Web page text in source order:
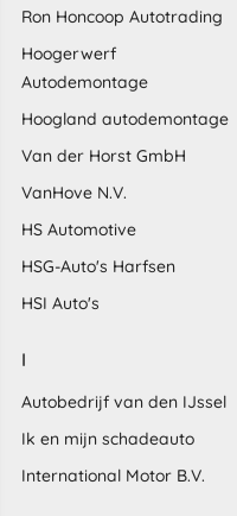
Ron Honcoop Autotrading
Hoogerwerf
Autodemontage
Hoogland autodemontage
Van der Horst GmbH
VanHove N.V.
HS Automotive
HSG-Auto's Harfsen
HSI Auto's
I
Autobedrijf van den IJssel
Ik en mijn schadeauto
International Motor B.V.